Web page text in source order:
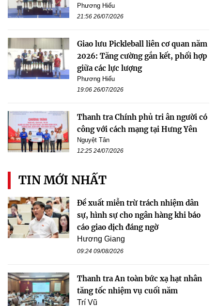
Phương Hiếu
21:56 26/07/2026
Giao lưu Pickleball liên cơ quan năm
2026: Tăng cường gắn kết, phối hợp
giữa các lực lượng
Phương Hiếu
19:06 26/07/2026
Thanh tra Chính phủ tri ân người có
công với cách mạng tại Hưng Yên
Nguyệt Tân
12:25 24/07/2026
TIN MỚI NHẤT
Đề xuất miễn trừ trách nhiệm dân
sự, hình sự cho ngân hàng khi báo
cáo giao dịch đáng ngờ
Hương Giang
09:24 09/08/2026
Thanh tra An toàn bức xạ hạt nhân
tăng tốc nhiệm vụ cuối năm
Trí Vũ